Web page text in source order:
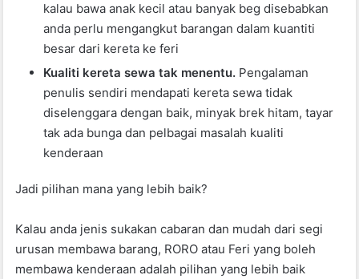
kalau bawa anak kecil atau banyak beg disebabkan
anda perlu mengangkut barangan dalam kuantiti
besar dari kereta ke feri
Kualiti kereta sewa tak menentu. Pengalaman
penulis sendiri mendapati kereta sewa tidak
diselenggara dengan baik, minyak brek hitam, tayar
tak ada bunga dan pelbagai masalah kualiti
kenderaan
Jadi pilihan mana yang lebih baik?
Kalau anda jenis sukakan cabaran dan mudah dari segi
urusan membawa barang, RORO atau Feri yang boleh
membawa kenderaan adalah pilihan yang lebih baik